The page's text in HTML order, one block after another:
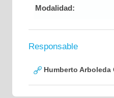
Modalidad:
Responsable
Humberto Arboleda